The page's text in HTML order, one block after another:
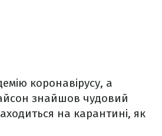
коронавірусу, а
знайшов чудовий
на карантині, як